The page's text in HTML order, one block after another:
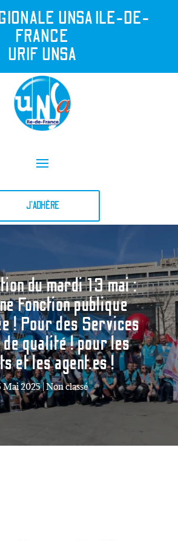
UNSA ILE-DE-
FRANCE
URIF UNSA
J'ADHÈRE
du mardi 13 mai :
Fonction publique
! Pour des Services
qualité ! pour les
et les agent.es !
Mai 2025| Non classé